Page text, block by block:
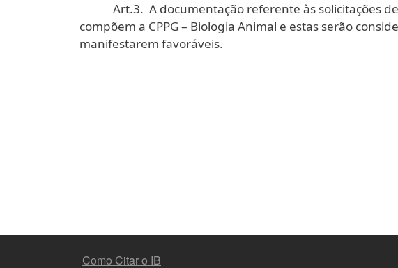
Art.3. A documentação referente às solicitações de
compõem a CPPG – Biologia Animal e estas serão
manifestarem favoráveis.
MENU DO RODAPÉ
Como Citar o IB